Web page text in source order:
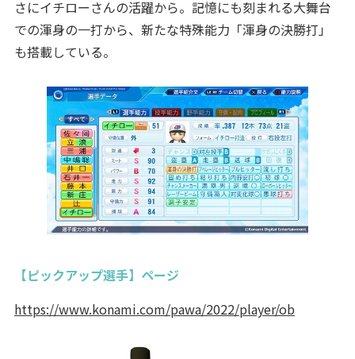
さにイチローさんの活躍から。記憶にも刻まれる大舞台
での渾身の一打から、新たな特殊能力「渾身の決勝打」
も搭載している。
【ピックアップ選手】ページ
https://www.konami.com/pawa/2022/player/ob